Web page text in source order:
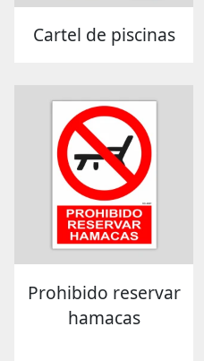
Cartel de piscinas
Prohibido reservar
hamacas